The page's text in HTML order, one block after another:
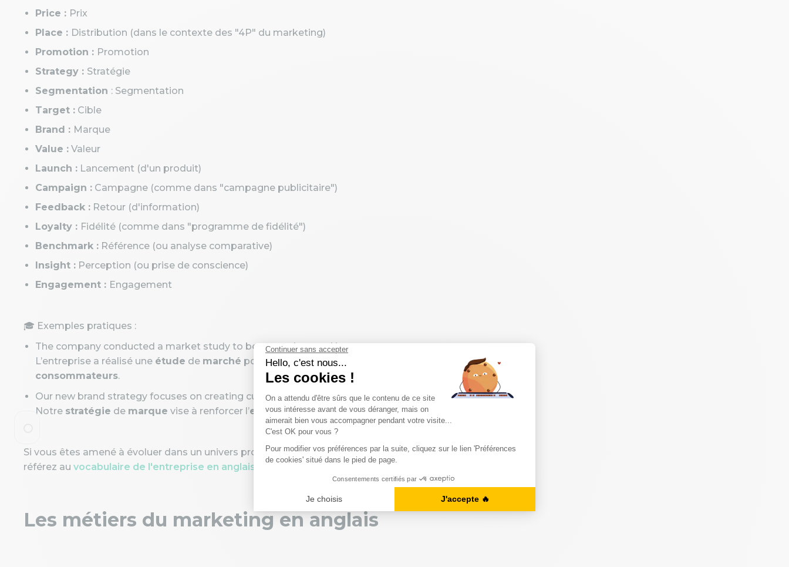
Price : Prix
Place : Distribution (dans le contexte des "4P" du marketing)
Promotion : Promotion
Strategy : Stratégie
Segmentation : Segmentation
Target : Cible
Brand : Marque
Value : Valeur
Launch : Lancement (d'un produit)
Campaign : Campagne (comme dans "campagne publicitaire")
Feedback : Retour (d'information)
Loyalty : Fidélité (comme dans "programme de fidélité")
Benchmark : Référence (ou analyse comparative)
Insight : Perception (ou prise de conscience)
Engagement : Engagement
🎓 Exemples pratiques :
The company conducted a market study to better understand its target consumers. ⟶
L’entreprise a réalisé une étude de marché pour mieux comprendre sa
consommateurs.
Our new brand strategy focuses on creating customer engagement and increasing loyalty. ⟶
Notre stratégie de marque vise à renforcer l’engagement client et à augmenter la
Si vous êtes amené à évoluer dans un univers professionnel à l'étranger, vous pouvez aussi vous
référez au vocabulaire de l'entreprise en anglais
Les métiers du marketing en anglais